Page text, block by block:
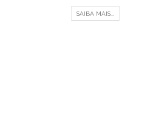
SAIBA MAIS...